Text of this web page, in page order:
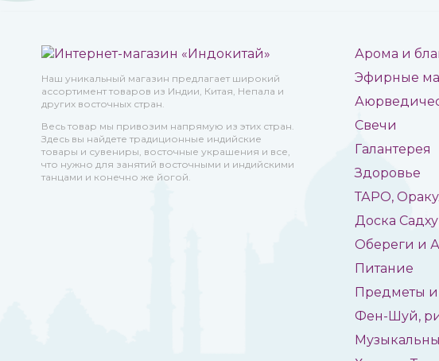
Наш уникальный магазин предлагает широкий
ассортимент товаров из Индии, Китая, Непала и
других восточных стран.
Весь товар мы привозим напрямую из этих стран.
Здесь вы найдете традиционные индийские
товары и сувениры, восточные украшения и все,
что нужно для занятий восточными и индийскими
танцами и конечно же йогой.
Арома и
Эфирные
Свечи
Галантерея
Здоровье
ТАРО,
Доска Садху
Обереги и
Питание
Предметы
Фен-Шуй,